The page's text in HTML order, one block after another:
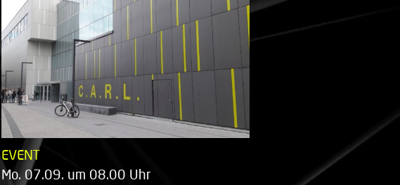
EVENT
Mo. 07.09. um 08.00 Uhr